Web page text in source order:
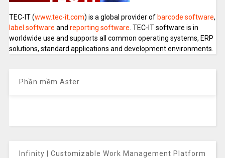
TEC-IT (www.tec-it.com) is a global provider ofbarcode software,
label software and reporting software . TEC-IT software is in
worldwide use and supports all common operating systems, ERP
solutions, standard applications and development environments.
Phần mềm Aster
Infinity | Customizable Work Management Platform